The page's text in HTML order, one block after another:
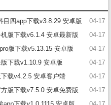
04-17
目四app下载v3.8.29 安卓版
04-17
版下载v6.1.4 安卓最新版
04-17
版下载v5.13.15 安卓版
04-17
下载v1.10.9 安卓版
04-17
载v4.2.5 安卓客户端
04-17
版下载v7.5.0 安卓免费版